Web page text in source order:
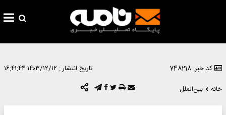
کد خبر: 748218 تاریخ انتشار : ۱۴۰۳/۱۲/۱۲ ۱۶:۴۱:۴۴
خانه
بین‌الملل